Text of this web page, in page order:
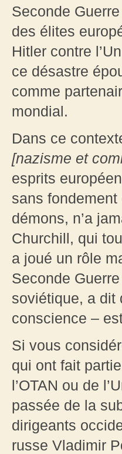
Seconde
des élites
Hitler contre
ce désastre
comme
mondial.
Dans ce
[nazisme et
esprits
sans fondement
démons, n’a
Churchill, qui
a joué un rôle
Seconde
soviétique, a dit
conscience –
Si vous
qui ont fait
l’OTAN ou de
passée de la
dirigeants
russe Vladimir